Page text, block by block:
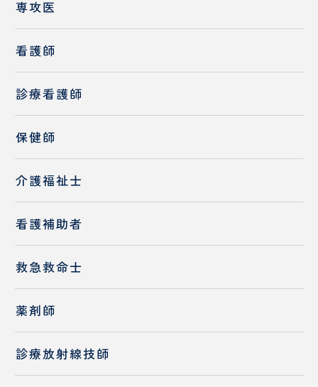
初期臨床研修について
初期臨床研修募集要項
初期研修医の1日
研修医メッセージ
指導医メッセージ
専攻医
看護師
診療看護師
保健師
介護福祉士
看護補助者
救急救命士
薬剤師
診療放射線技師